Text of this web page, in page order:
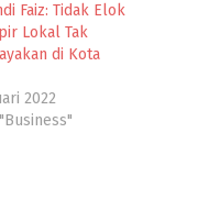
Faiz: Tidak Elok
Lokal Tak
di Kota
2022